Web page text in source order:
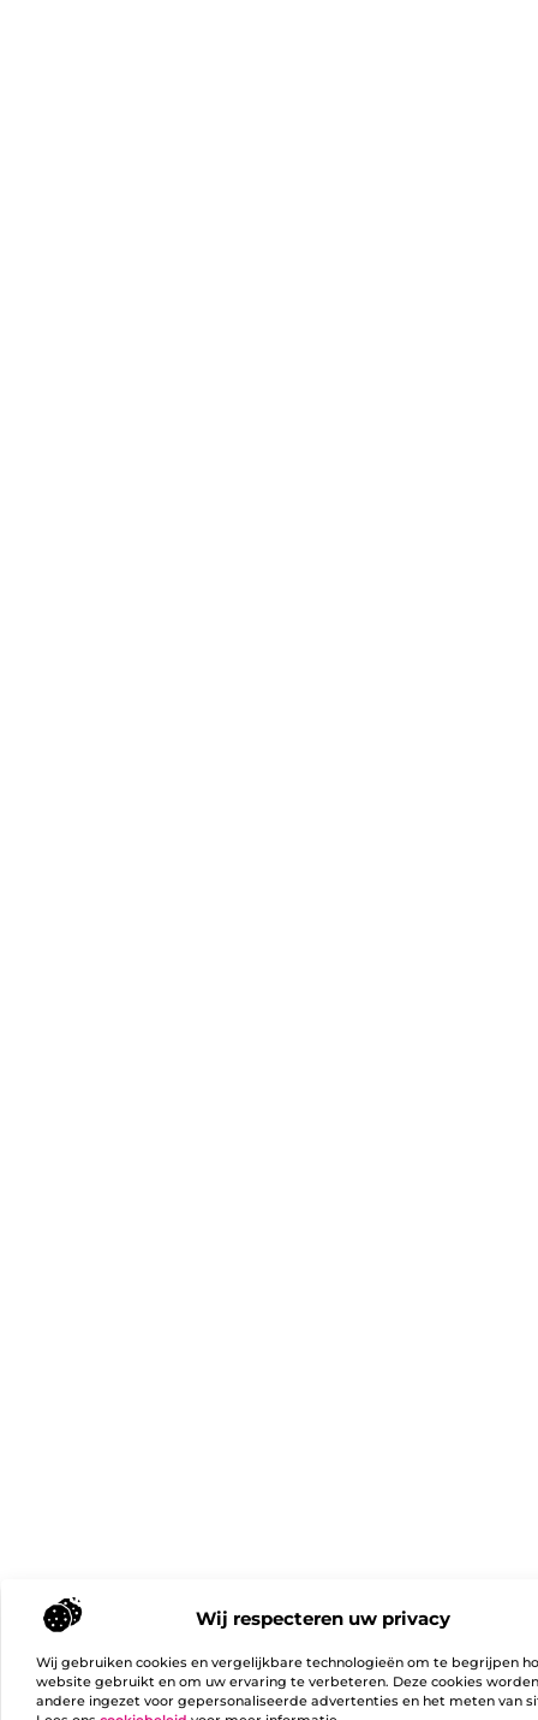
Wij respecteren uw privacy
Wij gebruiken cookies en vergelijkbare technologieën om te begrijpen
website gebruikt en om uw ervaring te verbeteren. Deze cookies
andere ingezet voor gepersonaliseerde advertenties en het meten van